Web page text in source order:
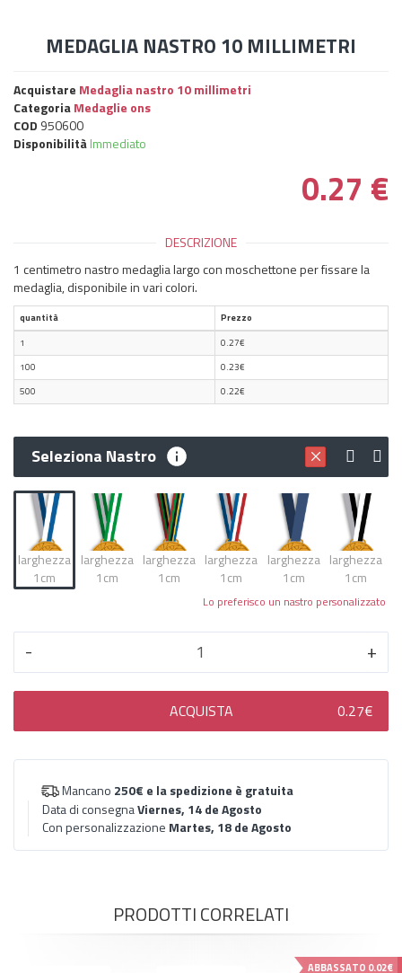
MEDAGLIA NASTRO 10 MILLIMETRI
Acquistare Medaglia nastro 10 millimetri
CategoriaMedaglie ons
COD 950600
DisponibilitàImmediato
0.27 €
DESCRIZIONE
1 centimetro nastro medaglia largo con moschettone per fissare la
medaglia, disponibile in vari colori.
quantità
Prezzo
1
0.27€
100
0.23€
500
0.22€
Seleziona Nastro
larghezza
1cm
larghezza
1cm
larghezza
1cm
larghezza
1cm
larghezza
1cm
larghezza
1cm
Lo preferisco un nastro personalizzato
- +
ACQUISTA 0.27€
Mancano 250€ e la spedizione è gratuita
Data di consegnaViernes, 14 de Agosto
Con personalizzazione Martes, 18 de Agosto
PRODOTTI CORRELATI
ABBASSATO 0.02€